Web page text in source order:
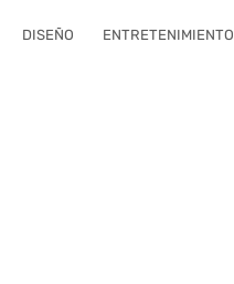
DISEÑO ENTRETENIMIENTO